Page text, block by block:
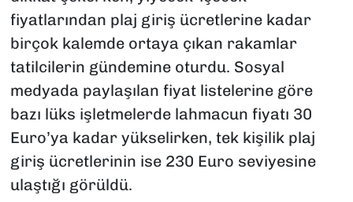
fiyatlarından plaj giriş ücretlerine kadar
birçok kalemde ortaya çıkan rakamlar
tatilcilerin gündemine oturdu. Sosyal
medyada paylaşılan fiyat listelerine göre
bazı lüks işletmelerde lahmacun fiyatı 30
Euro’ya kadar yükselirken, tek kişilik plaj
giriş ücretlerinin ise 230 Euro seviyesine
ulaştığı görüldü.